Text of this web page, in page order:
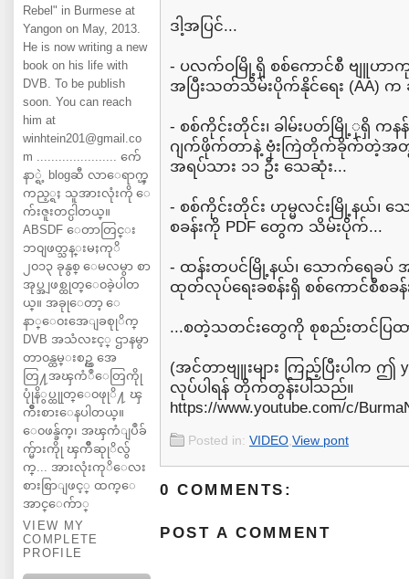
Rebel" in Burmese at
Yangon on May, 2013.
He is now writing a new
book on his life with
DVB. To be publish
soon. You can reach
him at
winhtein201@gmail.co
m ...................... က်ေ
နာ္ရဲ့ blogဆီ လာေရာက္ၾ
ကည့္ရႈ သူအားလုံးကို ေ
က်းဇူးတင္ပါတယ္။
ABSDF ေတာတြင္း
ဘ၀ျဖတ္သန္းမႈကုိ
၂၀၁၃ ခုနွစ္ ေမလမွာ စာ
အုပ္အျဖစ္ထုတ္ေ၀ခဲ့ပါတ
ယ္။ အခုုေတာ့ ေ
နာ္ေ၀းအေျခစုုိက္
DVB အသံလႊင့္ ဌာနမွာ
တာ၀န္ထမ္းစဥ္က အေ
တြ႔အၾကံဳေတြကိုု
ပုုံနိွပ္ထုုတ္ေ၀ဖုုိ႔ ၾ
ကိဳးစားေနပါတယ္။
ေ၀ဖန္ခ်က္၊ အၾကံျပဳခ်
က္မ်ားကိုု ၾကိဳဆုုိလ်ွ
က္... အားလုံးကုိေလး
စားစြာျဖင့္ ထက္ေ
အာင္ေက်ာ္
VIEW MY
COMPLETE
PROFILE
ဒါ့အပြင်...
- ပလက်ဝမြို့ရှိ စစ်ကောင်စီ ဗျူဟာကုန်
အပြီးသတ်သိမ်းပိုက်နိုင်ရေး (AA)
- စစ်ကိုင်းတိုင်း၊ ခါမ်းပတ်မြို့ှရှိ က
ဂျက်ဖိုက်တာနဲ့ ဗုံးကြဲတိုက်ခိုက်တဲ့အ
အရပ်သား ၁၁ ဦး သေဆုံး...
- စစ်ကိုင်းတိုင်း ဟုမ္မလင်းမြို့နယ်၊ သ
စခန်းကို PDF တွေက သိမ်းပိုက်...
- ထန်းတပင်မြို့နယ်၊ သောက်ရေခပ်
ထုတ်လုပ်ရေးခစန်းရှိ စစ်ကောင်စီစခန်
...စတဲ့သတင်းတွေကို စုစည်းတင်ပြထ
(အင်တာဗျူးများ ကြည့်ပြီးပါက ဤ
လုပ်ပါရန် တိုက်တွန်းပါသည်။
https://www.youtube.com/c/
Posted in: VIDEO View pont
0 COMMENTS:
POST A COMMENT